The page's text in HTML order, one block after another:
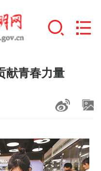
+
献青春力量